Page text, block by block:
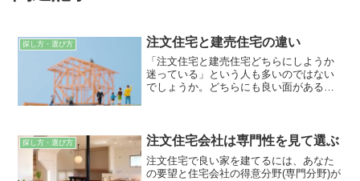
探し方・選び方 注文住宅と建売住宅の違い
「注文住宅と建売住宅どちらにしようか
迷っている」という人も多いのではない
でしょうか。どちらにも良い面があるた
探し方・選び方 注文住宅会社は専門性を見て選ぶ
注文住宅で良い家を建てるには、あなた
の要望と住宅会社の得意分野(専門分野)が